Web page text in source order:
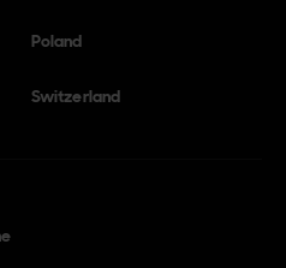
Poland
Switzerland